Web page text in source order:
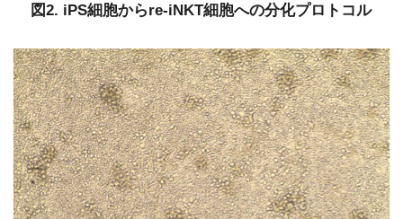
図2. iPS細胞からre-iNKT細胞への分化プロトコル